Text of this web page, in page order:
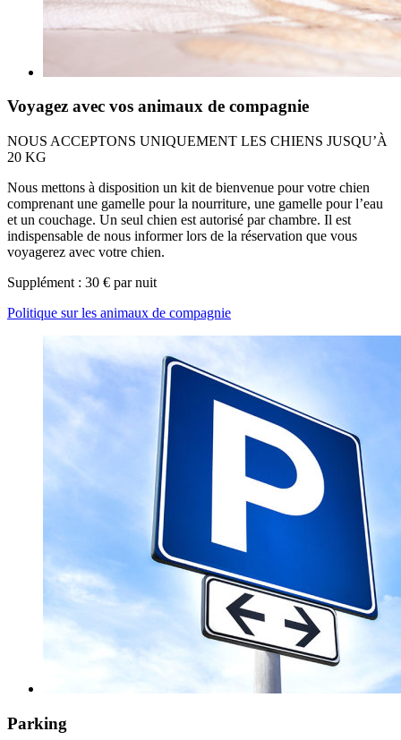
Voyagez avec vos animaux de compagnie
NOUS ACCEPTONS UNIQUEMENT LES CHIENS JUSQU’À
20 KG
Nous mettons à disposition un kit de bienvenue pour votre chien
comprenant une gamelle pour la nourriture, une gamelle pour l’eau
et un couchage. Un seul chien est autorisé par chambre. Il est
indispensable de nous informer lors de la réservation que vous
voyagerez avec votre chien.
Supplément : 30 € par nuit
Politique sur les animaux de compagnie
Parking